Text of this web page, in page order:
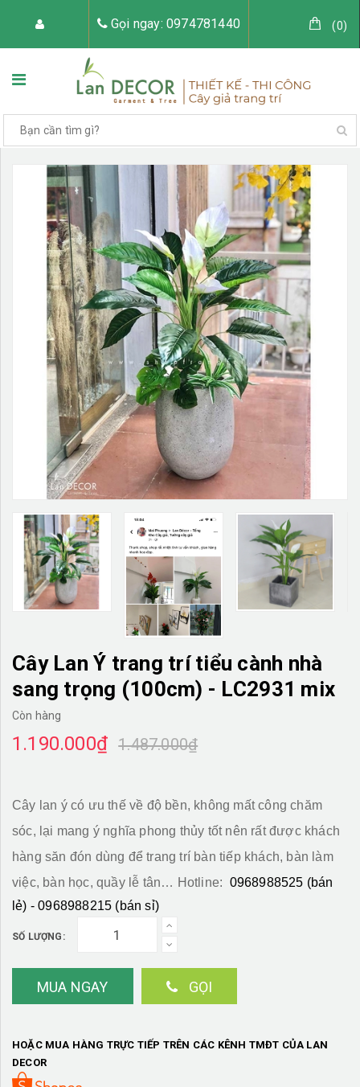
Gọi ngay: 0974781440 (0)
TRANG CHỦ VỀ LAN DECOR
CÂY GIẢ TRANG TRÍ TIỂU CẢNH CÂY GIẢ
TƯỜNG CÂY GIẢ KHĂN TRẢI BÀN
TƯ VẤN LIÊN HỆ
Cây Lan Ý trang trí tiểu cành nhà
sang trọng (100cm) - LC2931 mix
Còn hàng
1.190.000₫ 1.487.000₫
Cây lan ý có ưu thế về độ bền, không mất công chăm
sóc, lại mang ý nghĩa phong thủy tốt nên rất được khách
hàng săn đón dùng để trang trí bàn tiếp khách, bàn làm
việc, bàn học, quầy lễ tân… Hotline: 0968988525 (bán
lẻ) - 0968988215 (bán sỉ)
SỐ LƯỢNG:
MUA NGAY GỌI
HOẶC MUA HÀNG TRỰC TIẾP TRÊN CÁC KÊNH TMĐT CỦA LAN
DECOR